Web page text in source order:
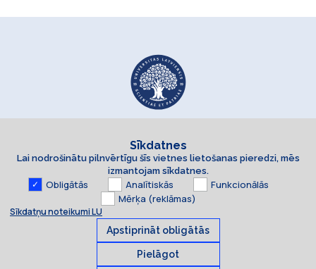
Sīkdatnes
Lai nodrošinātu pilnvērtīgu šīs vietnes lietošanas pieredzi, mēs
izmantojam sīkdatnes.
Obligātās Analītiskās
Funkcionālās
Mērķa (reklāmas)
Sīkdatņu noteikumi LU
Apstiprināt obligātās
Pielāgot